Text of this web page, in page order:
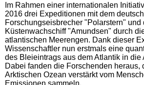
Im Rahmen einer internationalen
2016 drei Expeditionen mit dem
Forschungseisbrecher "Polarstern" und
Küstenwachschiff "Amundsen" durch
atlantischen Meerengen. Dank dieser
Wissenschaftler nun erstmals eine
des Bleieintrags aus dem Atlantik in die
Dabei fanden die Forschenden heraus,
Arktischen Ozean verstärkt vom
Emissionen sammeln.